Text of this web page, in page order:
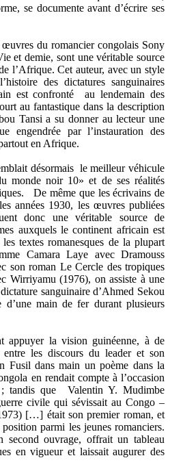
se documente avant d’écrire ses
du romancier congolais Sony
et demie, sont une véritable source
l’Afrique. Cet auteur, avec un style
des dictatures sanguinaires
est confronté au lendemain des
au fantastique dans la description
Tansi a su donner au lecteur une
engendrée par l’instauration des
en Afrique.
désormais le meilleur véhicule
monde noir 10» et de ses réalités
De même que les écrivains de
années 1930, les œuvres publiées
donc une véritable source de
auxquels le continent africain est
textes romanesques de la plupart
Camara Laye avec Dramouss
son roman Le Cercle des tropiques
Wirriyamu (1976), on assiste à une
sanguinaire d’Ahmed Sekou
main de fer durant plusieurs
appuyer la vision guinéenne, à de
les discours du leader et son
Fusil dans main un poème dans la
en rendait compte à l’occasion
tandis que Valentin Y. Mudimbe
civile qui sévissait au Congo –
[…] était son premier roman, et
parmi les jeunes romanciers.
ouvrage, offrait un tableau
en vigueur et laissait augurer des